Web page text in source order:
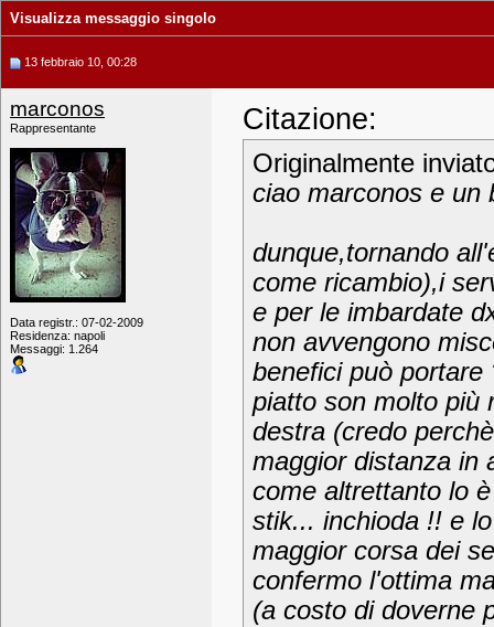
Visualizza messaggio singolo
13 febbraio 10, 00:28
marconos
Rappresentante
Data registr.: 07-02-2009
Residenza: napoli
Messaggi: 1.264
Citazione:
Originalmente
ciao marconos e un
dunque,tornando
come ricambio),i
e per le imbardate
non avvengono
benefici può portare
piatto son molto più
destra (credo
maggior distanza in
come altrettanto lo
stik... inchioda !! e
maggior corsa dei
confermo l'ottima
(a costo di doverne